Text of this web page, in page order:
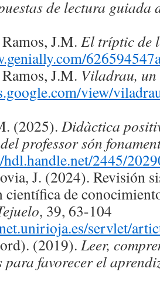
de lectura guiada
J.M. El tríptic de
J.M. Viladrau,
view/
(2025). Didàctica
professor són
2445/
J. (2024). Revisión
de
, 39, 63-104
servlet/
(2019). Leer,
para favorecer el